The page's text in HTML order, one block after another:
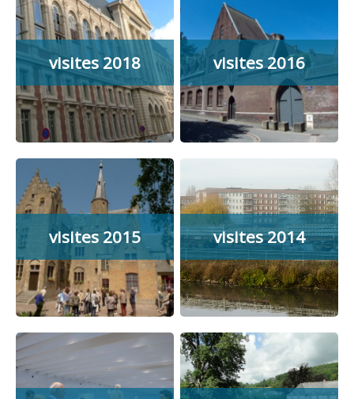
visites 2018 visites 2016
visites 2015 visites 2014